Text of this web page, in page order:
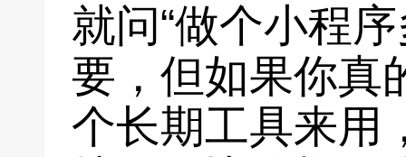
就问“做个小程
要，但如果你真
个长期工具来用